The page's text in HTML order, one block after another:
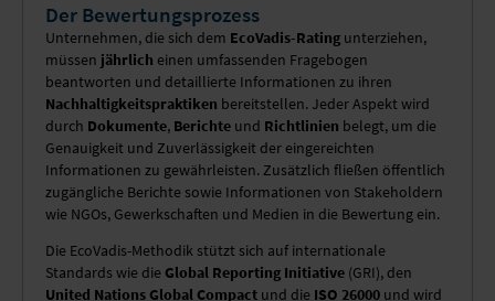
Der Bewertungsprozess
Unternehmen, die sich dem EcoVadis-Rating unterziehen,
müssen jährlich einen umfassenden Fragebogen
beantworten und detaillierte Informationen zu ihren
Nachhaltigkeitspraktiken bereitstellen. Jeder Aspekt wird
durch Dokumente, Berichte und Richtlinien belegt, um die
Genauigkeit und Zuverlässigkeit der eingereichten
Informationen zu gewährleisten. Zusätzlich fließen öffentlich
zugängliche Berichte sowie Informationen von Stakeholdern
wie NGOs, Gewerkschaften und Medien in die Bewertung ein.
Die EcoVadis-Methodik stützt sich auf internationale
Standards wie die Global Reporting Initiative (GRI), den
United Nations Global Compact und die ISO 26000 und wird